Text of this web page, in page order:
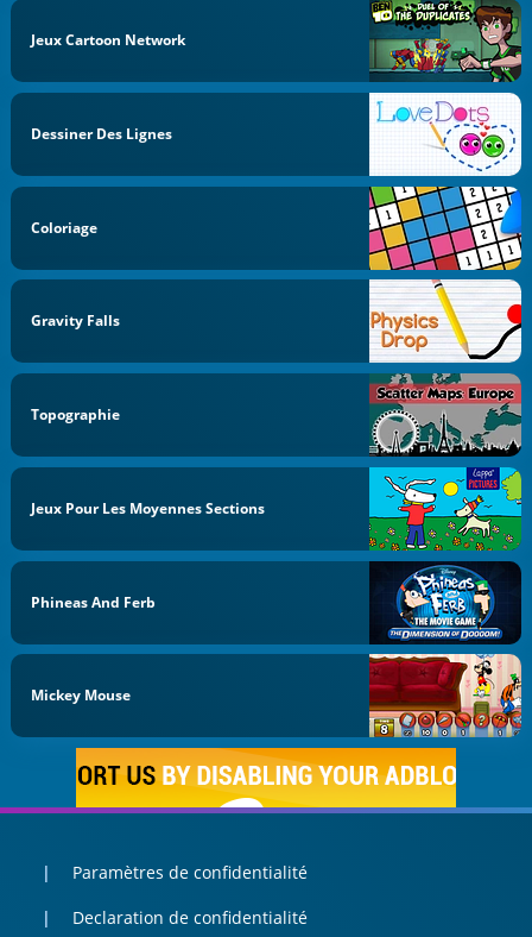
Jeux Cartoon Network
Dessiner Des Lignes
Coloriage
Gravity Falls
Topographie
Jeux Pour Les Moyennes Sections
Phineas And Ferb
Mickey Mouse
Paramètres de confidentialité
Declaration de confidentialité